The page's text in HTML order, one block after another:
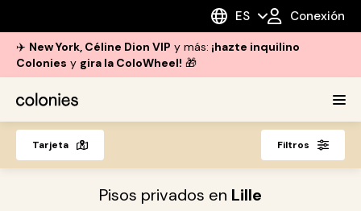
ES Conexión
✈️ New York, Céline Dion VIP y más: ¡hazte inquilino
Colonies y gira la ColoWheel! 🎁
Tarjeta Filtros
Pisos privados en Lille